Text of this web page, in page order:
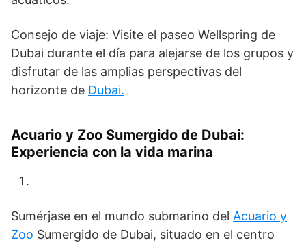
Consejo de viaje: Visite el paseo Wellspring de
Dubai durante el día para alejarse de los grupos y
disfrutar de las amplias perspectivas del
horizonte de Dubai.
Acuario y Zoo Sumergido de Dubai:
Experiencia con la vida marina
Sumérjase en el mundo submarino del Acuario y
Zoo Sumergido de Dubai, situado en el centro